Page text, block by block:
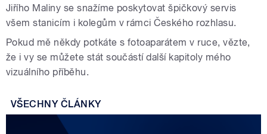
Jiřího Maliny se snažíme poskytovat špičkový servis
všem stanicím i kolegům v rámci Českého rozhlasu.
Pokud mě někdy potkáte s fotoaparátem v ruce, vězte,
že i vy se můžete stát součástí další kapitoly mého
vizuálního příběhu.
VŠECHNY ČLÁNKY